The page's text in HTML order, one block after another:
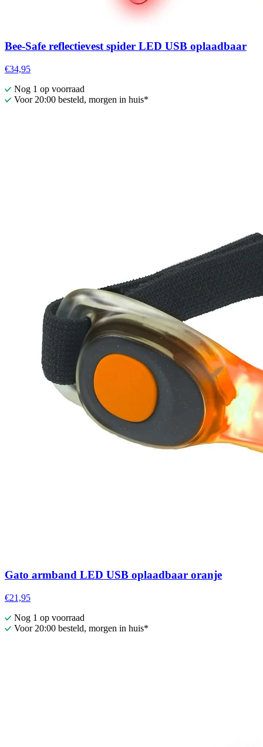
Bee-Safe reflectievest spider LED USB oplaadbaar
€34,95
Nog 1 op voorraad
Voor 20:00 besteld, morgen in huis*
Gato armband LED USB oplaadbaar oranje
€21,95
Nog 1 op voorraad
Voor 20:00 besteld, morgen in huis*